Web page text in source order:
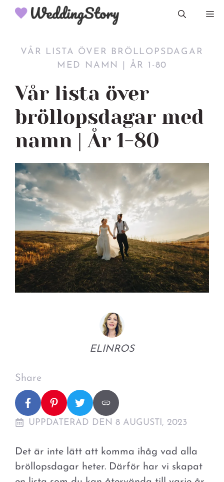
Hoppa
VÅR LISTA ÖVER BRÖLLOPSDAGAR
MED NAMN | ÅR 1-80
Vår lista över
bröllopsdagar med
namn | År 1-80
ELINROS
Share
UPPDATERAD DEN 8 AUGUSTI, 2023
Det är inte lätt att komma ihåg vad alla
bröllopsdagar heter. Därför har vi skapat